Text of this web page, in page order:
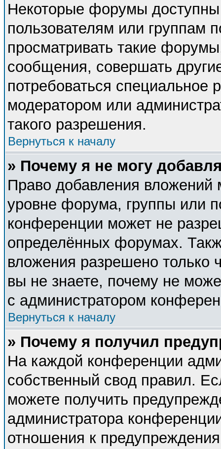
Некоторые форумы
пользователям или группам
просматривать такие
сообщения, совершать
потребоваться специальное
модератором или
такого разрешения.
Вернуться к началу
» Почему я не могу
Право добавления вложений
уровне форума, группы или
конференции может не
определённых форумах.
вложения разрешено только
вы не знаете, почему не
с администратором
Вернуться к началу
» Почему я получил
На каждой конференции
собственный свод правил.
можете получить
администратора
отношения к